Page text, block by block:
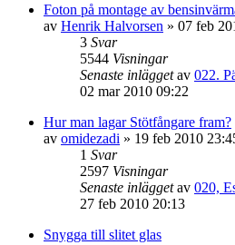
Foton på montage av
av Henrik Halvorsen » 07 feb
3 Svar
5544 Visningar
Senaste inläggetav 022.
02 mar 2010 09:22
Hur man lagar Stötfångare fram?
av omidezadi » 19 feb 2010
1 Svar
2597 Visningar
Senaste inläggetav 020,
27 feb 2010 20:13
Snygga till slitet glas